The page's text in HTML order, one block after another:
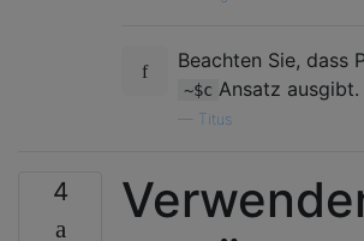
Beachten Sie, dass
~$c Ansatz ausgibt.
Titus
4